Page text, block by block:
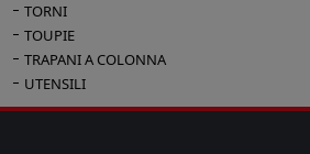
TORNI
TOUPIE
TRAPANI A COLONNA
UTENSILI